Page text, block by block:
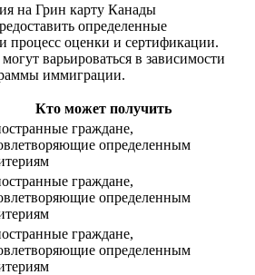
на Грин карту Канады
определенные
процесс оценки и сертификации.
варьироваться в зависимости
иммиграции.
Кто может получить
граждане,
определенным
граждане,
определенным
граждане,
определенным